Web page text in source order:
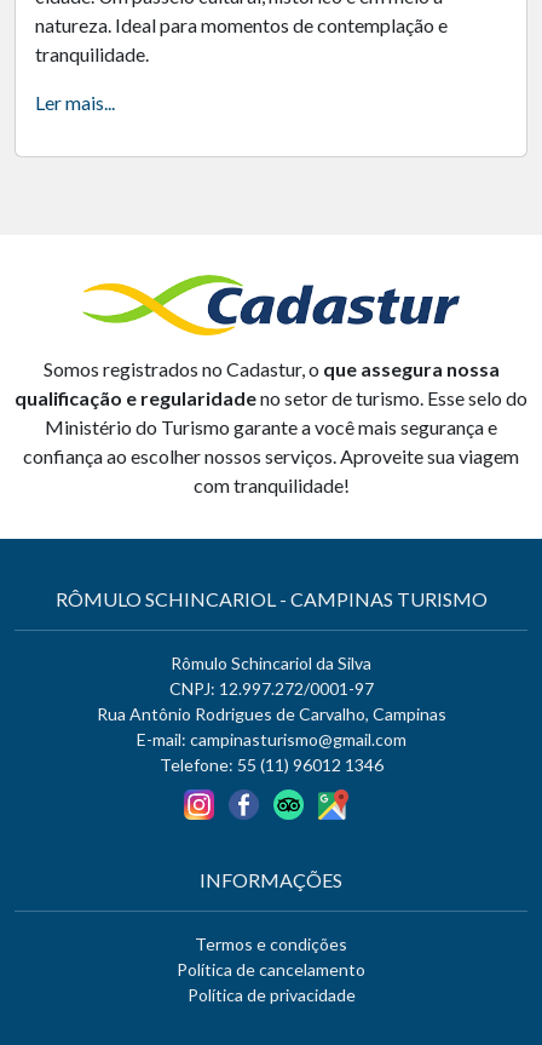
natureza. Ideal para momentos de contemplação e
tranquilidade.
Ler mais...
Somos registrados no Cadastur, o que assegura nossa
qualificação e regularidadeno setor de turismo. Esse selo do
Ministério do Turismo garante a você mais segurança e
confiança ao escolher nossos serviços. Aproveite sua viagem
com tranquilidade!
RÔMULO SCHINCARIOL - CAMPINAS TURISMO
Rômulo Schincariol da Silva
CNPJ: 12.997.272/0001-97
Rua Antônio Rodrigues de Carvalho, Campinas
E-mail: campinasturismo@gmail.com
Telefone: 55 (11) 96012 1346
INFORMAÇÕES
Termos e condições
Política de cancelamento
Política de privacidade